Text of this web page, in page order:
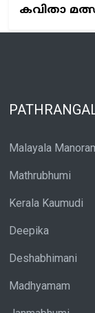
കവിതാ
Malayala
Mathrubhumi
Kerala Kaumudi
Deepika
Deshabhimani
Madhyamam